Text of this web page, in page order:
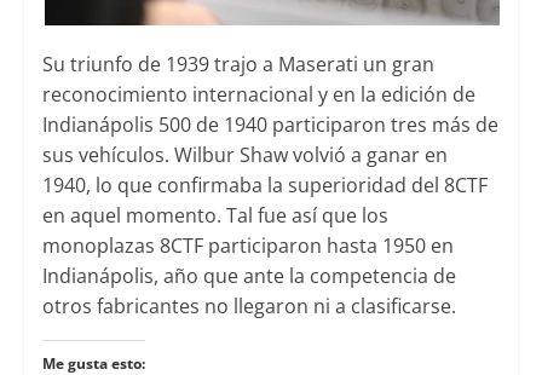
Su triunfo de 1939 trajo a Maserati un gran
reconocimiento internacional y en la edición de
Indianápolis 500 de 1940 participaron tres más de
sus vehículos. Wilbur Shaw volvió a ganar en
1940, lo que confirmaba la superioridad del 8CTF
en aquel momento. Tal fue así que los
monoplazas 8CTF participaron hasta 1950 en
Indianápolis, año que ante la competencia de
otros fabricantes no llegaron ni a clasificarse.
Me gusta esto: